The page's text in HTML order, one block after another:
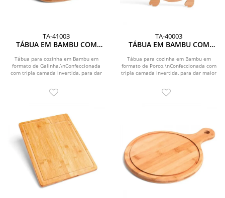
TA-41003
TÁBUA EM BAMBU COM
Tábua para cozinha em Bambu em
formato de Galinha.\nConfeccionada
com tripla camada invertida, para dar
TA-40003
TÁBUA EM BAMBU COM
Tábua para cozinha em Bambu em
formato de Porco.\nConfeccionada com
tripla camada invertida, para dar maior